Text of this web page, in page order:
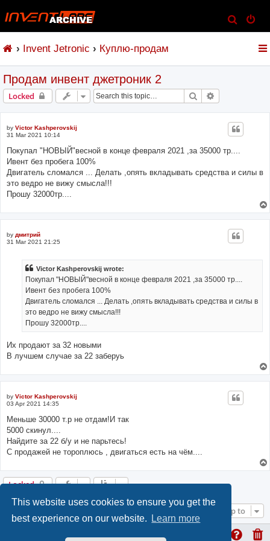
This website uses cookies to ensure you get the
best experience on our website.
Learn more
e
Invent Jetronic Куплю-продам
Продам инвент джетроник 2
Locked Search
by Victor Kashperovskij
31 Mar 2021 10:14
Покупал "НОВЫЙ"весной в конце февраля 2021 ,за 35000 тр....
Ивент без пробега 100%
Двигатель сломался ... Делать ,опять вкладывать средства и силы в
это ведро не вижу смысла!!!
Прошу 32000тр....
by дмитрий
31 Mar 2021 21:25
Victor Kashperovskij wrote:
Покупал "НОВЫЙ"весной в конце февраля 2021 ,за 35000 тр....
Ивент без пробега 100%
Двигатель сломался ... Делать ,опять вкладывать средства и силы в
это ведро не вижу смысла!!!
Прошу 32000тр....
Их продают за 32 новыми
В лучшем случае за 22 заберуь
by Victor Kashperovskij
03 Apr 2021 14:35
Меньше 30000 т.р не отдам!И так
5000 скинул....
Найдите за 22 б/у и не парьтесь!
С продажей не тороплюсь , двигаться есть на чём....
Locked
Jump to